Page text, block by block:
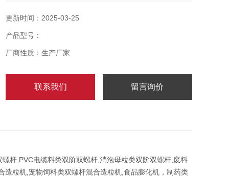
螺杆,消泡母粒类双阶双螺杆,废料回收双螺杆，PET废片
螺杆混合造粒机,宠物饲料类双螺杆混合造粒机,食品膨化
机，制药类双螺杆
更新时间：2025-03-25
产品型号：
厂商性质：生产厂家
联系我们 留言询价
杆,PVC电缆料类双阶双螺杆,消泡母粒类双阶双螺杆,废料
粒机,宠物饲料类双螺杆混合造粒机,食品膨化机，制药类